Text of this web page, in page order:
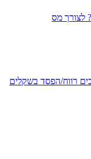
לצורך מס
רווח/הפסד בשקלים